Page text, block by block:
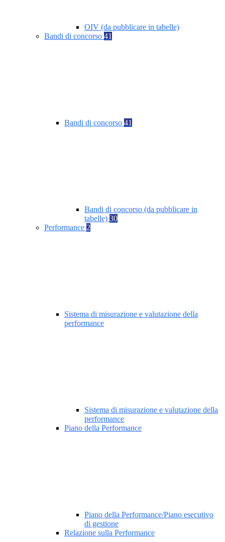
OIV (da pubblicare in tabelle)
Bandi di concorso 41
Bandi di concorso 41
Bandi di concorso (da pubblicare in
tabelle) 30
Performance 2
Sistema di misurazione e valutazione della
performance
Sistema di misurazione e valutazione della
performance
Piano della Performance
Piano della Performance/Piano esecutivo
di gestione
Relazione sulla Performance